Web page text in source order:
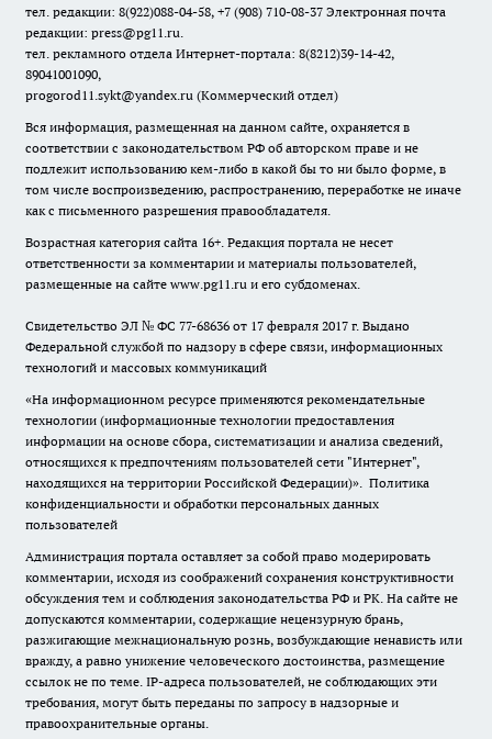
тел. редакции: 8(922)088-04-58, +7 (908) 710-08-37 Электронная почта
редакции: press@pg11.ru.
тел. рекламного отдела Интернет-портала: 8(8212)39-14-42,
89041001090,
progorod11.sykt@yandex.ru (Коммерческий отдел)
Вся информация, размещенная на данном сайте, охраняется в
соответствии с законодательством РФ об авторском праве и не
подлежит использованию кем-либо в какой бы то ни было форме, в
том числе воспроизведению, распространению, переработке не иначе
как с письменного разрешения правообладателя.
Возрастная категория сайта 16+. Редакция портала не несет
ответственности за комментарии и материалы пользователей,
размещенные на сайте www.pg11.ru и его субдоменах.
Свидетельство ЭЛ № ФС 77-68636 от 17 февраля 2017 г. Выдано
Федеральной службой по надзору в сфере связи, информационных
технологий и массовых коммуникаций
«На информационном ресурсе применяются рекомендательные
технологии (информационные технологии предоставления
информации на основе сбора, систематизации и анализа сведений,
относящихся к предпочтениям пользователей сети "Интернет",
находящихся на территории Российской Федерации)». Политика
конфиденциальности и обработки персональных данных
пользователей
Администрация портала оставляет за собой право модерировать
комментарии, исходя из соображений сохранения конструктивности
обсуждения тем и соблюдения законодательства РФ и РК. На сайте не
допускаются комментарии, содержащие нецензурную брань,
разжигающие межнациональную рознь, возбуждающие ненависть или
вражду, а равно унижение человеческого достоинства, размещение
ссылок не по теме. IP-адреса пользователей, не соблюдающих эти
требования, могут быть переданы по запросу в надзорные и
правоохранительные органы.